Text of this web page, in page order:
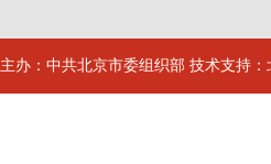
主办：中共北京市委组织部 技术支持